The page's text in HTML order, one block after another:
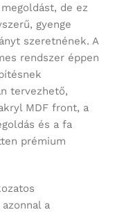
megoldást, de ez
gyenge
szeretnének. A
rendszer éppen
tervezhető,
MDF front, a
és a fa
prémium
a